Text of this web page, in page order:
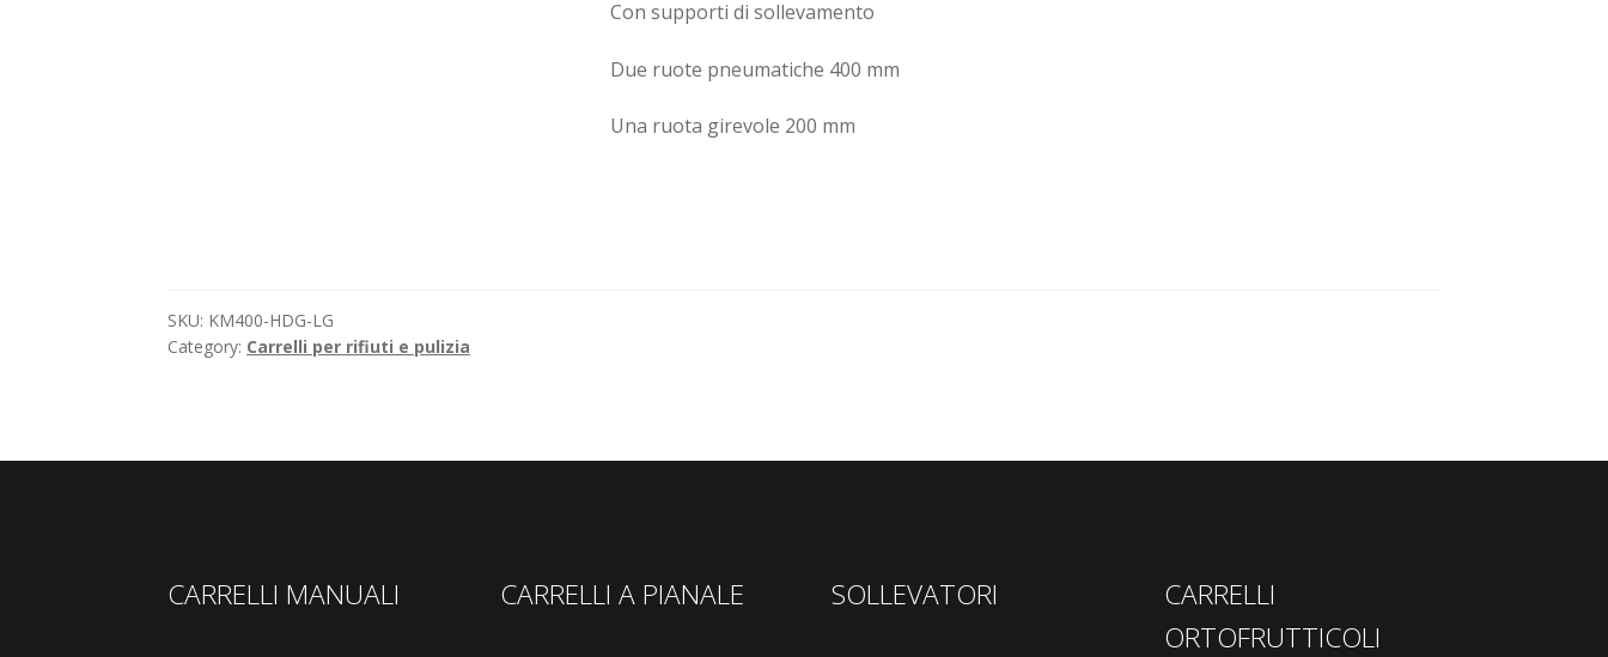
Con supporti di sollevamento
Due ruote pneumatiche 400 mm
Una ruota girevole 200 mm
SKU: KM400-HDG-LG
Category: Carrelli per rifiuti e pulizia
CARRELLI MANUALI CARRELLI A PIANALE SOLLEVATORI
CARRELLI
ORTOFRUTTICOLI